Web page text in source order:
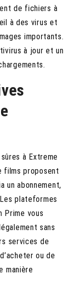
de fichiers à
à des virus et
importants.
à jour et un
à Extreme
films proposent
un abonnement,
plateformes
Prime vous
sans
services de
ou de
manière